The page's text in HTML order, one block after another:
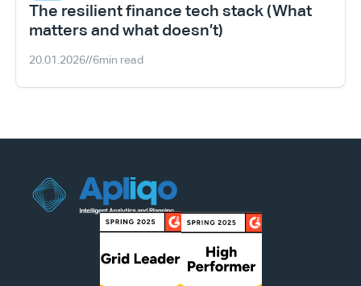
The resilient finance tech stack (What
matters and what doesn’t)
20.01.2026//6min read